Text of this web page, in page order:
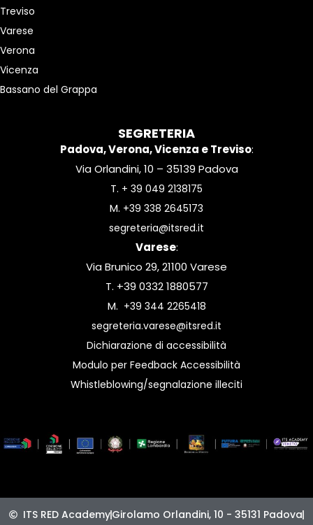
Treviso
Varese
Verona
Vicenza
Bassano del Grappa
SEGRETERIA
Padova, Verona, Vicenza e Treviso:
Via Orlandini, 10 – 35139 Padova
T. + 39 049 2138175
M. +39 338 2645173
segreteria@itsred.it
Varese:
Via Brunico 29, 21100 Varese
T. +39 0332 1880577
M. +39 344 2265418
segreteria.varese@itsred.it
Dichiarazione di accessibilità
Modulo per Feedback Accessibilità
Whistleblowing/segnalazione illeciti
ITS RED AcademyGirolamo Orlandini, 10 - 35131 Padova